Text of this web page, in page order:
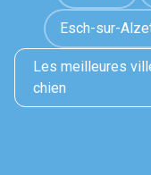
Esch-sur-
Les meilleures
chien